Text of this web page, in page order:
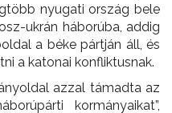
nyugati ország bele
ukrán háborúba, addig
a béke pártján áll, és
a katonai konfliktusnak.
azzal támadta az
kormányaikat”,